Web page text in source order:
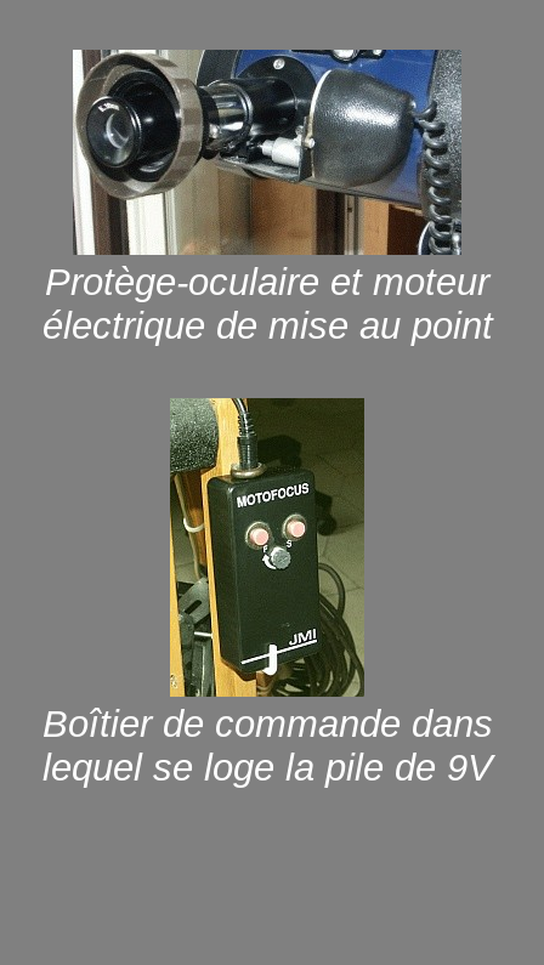
Protège-oculaire et moteur
électrique de mise au point
Boîtier de commande dans
lequel se loge la pile de 9V